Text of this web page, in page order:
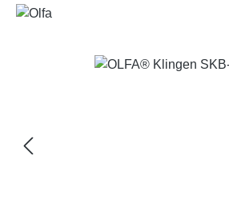
Bildergalerie überspringen